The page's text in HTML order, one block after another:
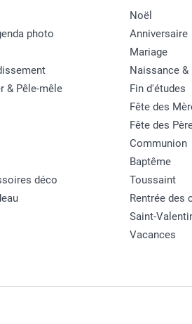
photo
& Pêle-mêle
déco
Noël
Anniversaire
Mariage
Naissance &
Fin d'études
Fête des
Fête des
Communion
Baptême
Toussaint
Rentrée des
Saint-
Vacances